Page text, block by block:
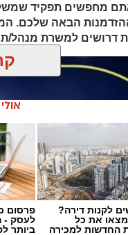
מחפשים תפקיד שמשלב
הבאה שלכם.
דרושים למשרת מנהל/
לקנות דירה?
את כל
החדשות למכירה
פרסום
לעסק -
ביותר